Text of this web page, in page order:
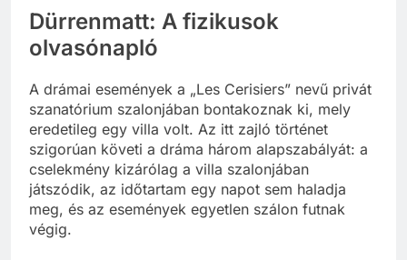
Dürrenmatt: A fizikusok
olvasónapló
A drámai események a „Les Cerisiers” nevű privát
szanatórium szalonjában bontakoznak ki, mely
eredetileg egy villa volt. Az itt zajló történet
szigorúan követi a dráma három alapszabályát: a
cselekmény kizárólag a villa szalonjában
játszódik, az időtartam egy napot sem haladja
meg, és az események egyetlen szálon futnak
végig.